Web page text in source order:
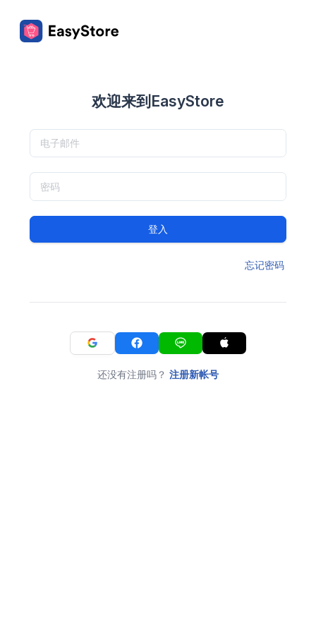
欢迎来到EasyStore
登入
忘记密码
还没有注册吗？ 注册新帐号